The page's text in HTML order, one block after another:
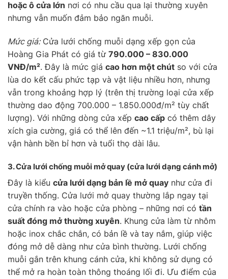
hoặc ô cửa lớn nơi có nhu cầu qua lại thường xuyên
nhưng vẫn muốn đảm bảo ngăn muỗi.
Mức giá:Cửa lưới chống muỗi dạng xếp gọn của
Hoàng Gia Phát có giá từ 790.000 – 830.000
VNĐ/m². Đây là mức giá cao hơn một chút so với cửa
lùa do kết cấu phức tạp và vật liệu nhiều hơn, nhưng
vẫn trong khoảng hợp lý (trên thị trường loại cửa xếp
thường dao động 700.000 – 1.850.000đ/m² tùy chất
lượng). Với những dòng cửa xếp cao cấp có thêm dây
xích gia cường, giá có thể lên đến ~1.1 triệu/m², bù lại
vận hành bền bỉ hơn và tuổi thọ dài lâu.
3. Cửa lưới chống muỗi mở quay (cửa lưới dạng cánh mở)
Đây là kiểu cửa lưới dạng bản lề mở quay như cửa đi
truyền thống. Cửa lưới mở quay thường lắp ngay tại
cửa chính ra vào hoặc cửa phòng – những nơi có tần
suất đóng mở thường xuyên. Khung cửa làm từ nhôm
hoặc inox chắc chắn, có bản lề và tay nắm, giúp việc
đóng mở dễ dàng như cửa bình thường. Lưới chống
muỗi gắn trên khung cánh cửa, khi không sử dụng có
thể mở ra hoàn toàn thông thoáng lối đi. Ưu điểm của